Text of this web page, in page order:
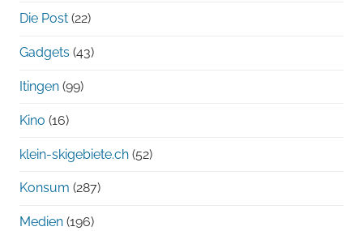
Die Post (22)
Gadgets (43)
Itingen (99)
Kino (16)
klein-skigebiete.ch (52)
Konsum (287)
Medien (196)